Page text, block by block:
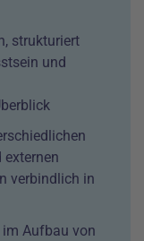
strukturiert
und
externen
verbindlich in
Aufbau von